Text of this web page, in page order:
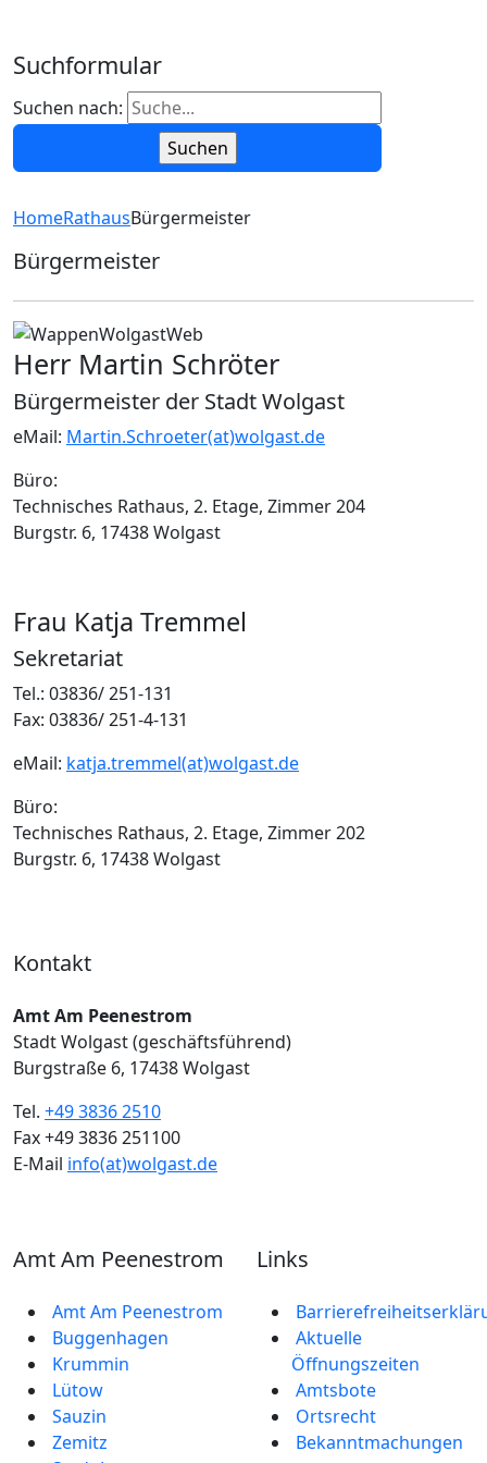
Suchformular
Suchen nach:
Bürgermeister
HomeRathausBürgermeister
Herr Martin Schröter
Bürgermeister der Stadt Wolgast
eMail: Martin.Schroeter(at)wolgast.de
Büro:
Technisches Rathaus, 2. Etage, Zimmer 204
Burgstr. 6, 17438 Wolgast
Frau Katja Tremmel
Sekretariat
Tel.: 03836/ 251-131
Fax: 03836/ 251-4-131
eMail: katja.tremmel(at)wolgast.de
Büro:
Technisches Rathaus, 2. Etage, Zimmer 202
Burgstr. 6, 17438 Wolgast
Kontakt
Amt Am Peenestrom
Stadt Wolgast (geschäftsführend)
Burgstraße 6, 17438 Wolgast
Tel. +49 3836 2510
Fax +49 3836 251100
E-Mail info(at)wolgast.de
Amt Am Peenestrom
Amt Am Peenestrom
Buggenhagen
Krummin
Lütow
Sauzin
Zemitz
Links
Aktuelle
Öffnungszeiten
Amtsbote
Ortsrecht
Bekannt­machungen